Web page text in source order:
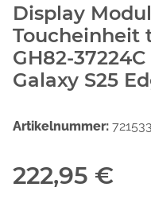
Display
Toucheinheit
GH82-
Galaxy S25
Artikelnummer: 721533
222,95 €